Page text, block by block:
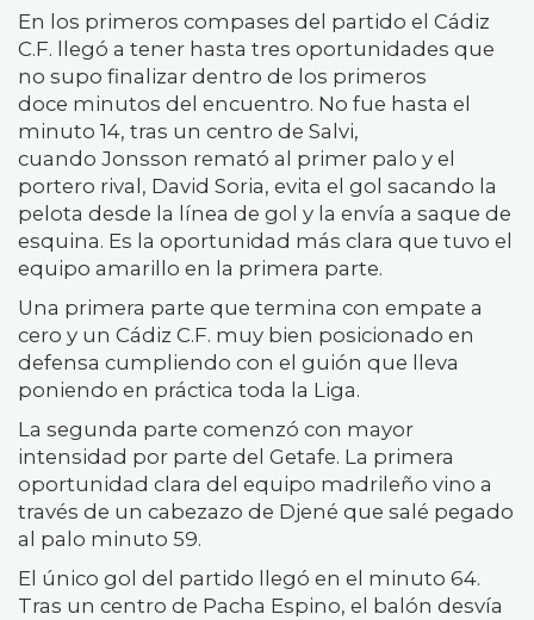
En los primeros compases del partido el Cádiz
C.F. llegó a tener hasta tres oportunidades que
no supo finalizar dentro de los primeros
doce minutos del encuentro. No fue hasta el
minuto 14, tras un centro de Salvi,
cuando Jonsson remató al primer palo y el
portero rival, David Soria, evita el gol sacando la
pelota desde la línea de gol y la envía a saque de
esquina. Es la oportunidad más clara que tuvo el
equipo amarillo en la primera parte.
Una primera parte que termina con empate a
cero y un Cádiz C.F. muy bien posicionado en
defensa cumpliendo con el guión que lleva
poniendo en práctica toda la Liga.
La segunda parte comenzó con mayor
intensidad por parte del Getafe. La primera
oportunidad clara del equipo madrileño vino a
través de un cabezazo de Djené que salé pegado
al palo minuto 59.
El único gol del partido llegó en el minuto 64.
Tras un centro de Pacha Espino, el balón desvía